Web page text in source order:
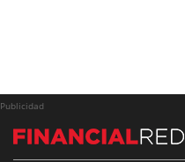
Publicidad